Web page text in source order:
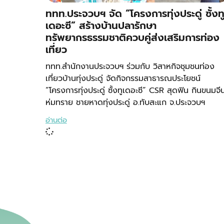
ททท.ประจวบฯ จัด “โครงการทุ่งประดู่ ซั้งทู
เดอะซี” สร้างบ้านปลารักษา
ทรัพยากรธรรมชาติควบคู่ส่งเสริมการท่อง
เที่ยว
ททท.สำนักงานประจวบฯ ร่วมกับ วิสาหกิจชุมชนท่อง
เที่ยวบ้านทุ่งประดู่ จัดกิจกรรมสาธารณประโยชน์
“โครงการทุ่งประดู่ ซั้งทูเดอะซี” CSR สุดฟิน กินขนมจี
ห่มทราย ชายหาดทุ่งประดู่ อ.ทับสะแก จ.ประจวบฯ
อ่านต่อ